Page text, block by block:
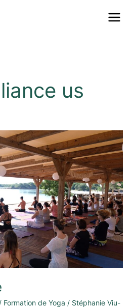
us
/ Formation de Yoga / Stéphanie Viu-